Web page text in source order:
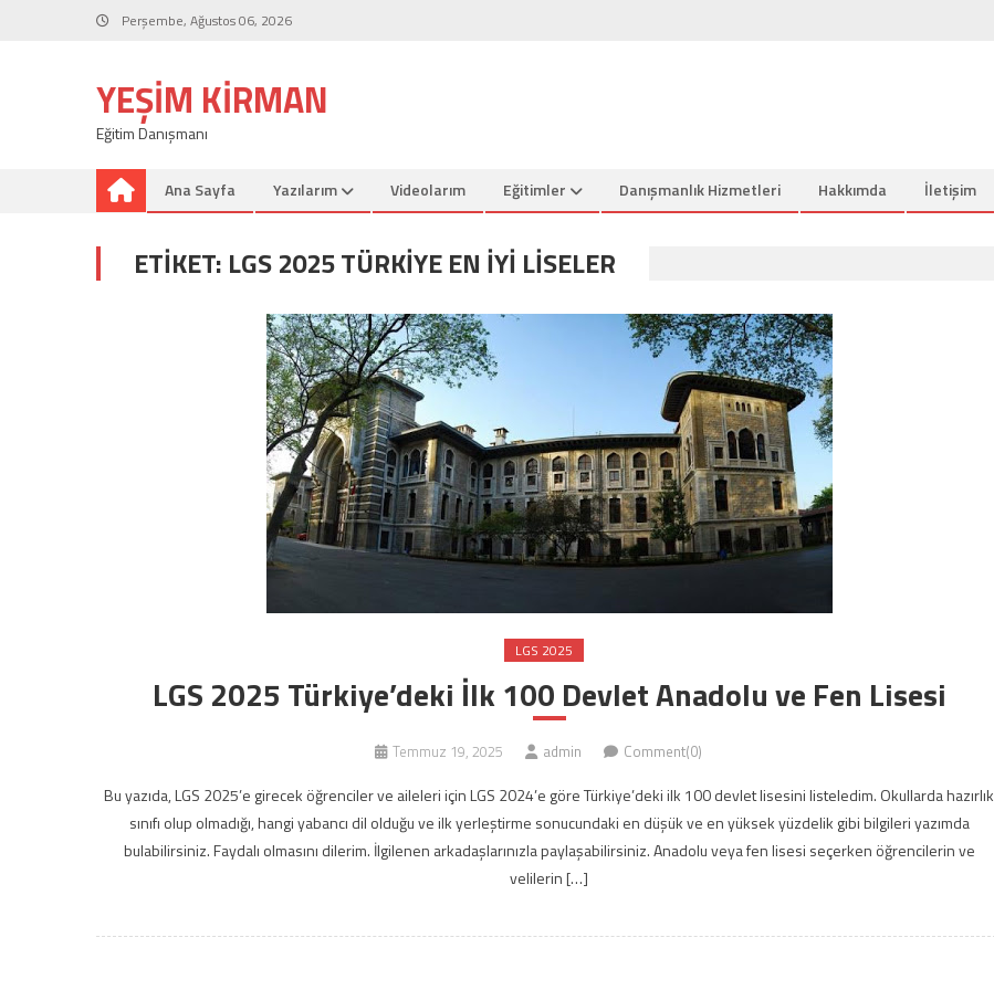
Perşembe, Ağustos 06, 2026
YEŞIM KIRMAN
Eğitim Danışmanı
Ana Sayfa Yazılarım Videolarım Eğitimler Danışmanlık Hizmetleri Hakkımda İletişim
ETIKET: LGS 2025 TÜRKIYE EN IYI LISELER
LGS 2025
LGS 2025 Türkiye’deki İlk 100 Devlet Anadolu ve Fen Lisesi
Temmuz 19, 2025 admin Comment(0)
Bu yazıda, LGS 2025’e girecek öğrenciler ve aileleri için LGS 2024’e göre Türkiye’deki ilk 100 devlet lisesini listeledim. Okullarda hazırlık
sınıfı olup olmadığı, hangi yabancı dil olduğu ve ilk yerleştirme sonucundaki en düşük ve en yüksek yüzdelik gibi bilgileri yazımda
bulabilirsiniz. Faydalı olmasını dilerim. İlgilenen arkadaşlarınızla paylaşabilirsiniz. Anadolu veya fen lisesi seçerken öğrencilerin ve
velilerin […]